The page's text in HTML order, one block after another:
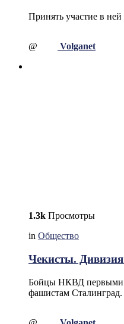
Принять участие в
@ Volganet
1.3k Просмотры
in Общество
Чекисты. Дивизия
Бойцы НКВД первыми
фашистам Сталинград.